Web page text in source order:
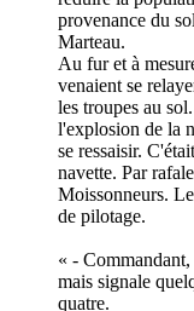
provenance du
Marteau.
Au fur et à
venaient se
les troupes au
l'explosion de la
se ressaisir.
navette. Par
Moissonneurs.
de pilotage.
« -
mais signale
quatre.